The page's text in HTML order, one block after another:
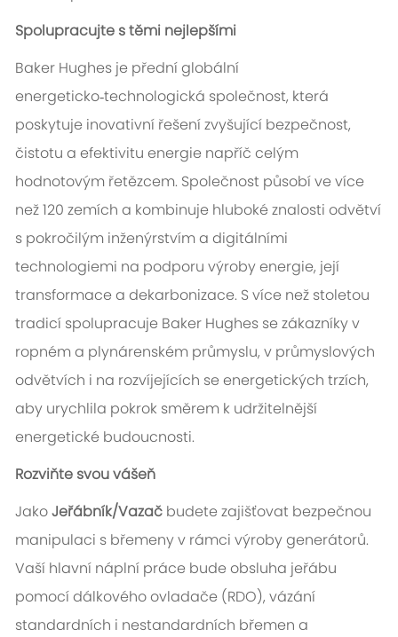
Spolupracujte s těmi nejlepšími
Baker Hughes je přední globální
energeticko‑technologická společnost, která
poskytuje inovativní řešení zvyšující bezpečnost,
čistotu a efektivitu energie napříč celým
hodnotovým řetězcem. Společnost působí ve více
než 120 zemích a kombinuje hluboké znalosti odvětví
s pokročilým inženýrstvím a digitálními
technologiemi na podporu výroby energie, její
transformace a dekarbonizace. S více než stoletou
tradicí spolupracuje Baker Hughes se zákazníky v
ropném a plynárenském průmyslu, v průmyslových
odvětvích i na rozvíjejících se energetických trzích,
aby urychlila pokrok směrem k udržitelnější
energetické budoucnosti.
Rozviňte svou vášeň
JakoJeřábník/Vazačbudete zajišťovat bezpečnou
manipulaci s břemeny v rámci výroby generátorů.
Vaší hlavní náplní práce bude obsluha jeřábu
pomocí dálkového ovladače (RDO), vázání
standardních i nestandardních břemen a